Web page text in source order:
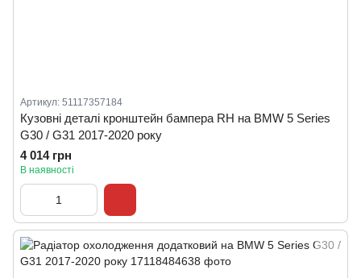
Артикул: 51117357184
Кузовні деталі кронштейн бампера RH на BMW 5 Series
G30 / G31 2017-2020 року
4 014 грн
В наявності